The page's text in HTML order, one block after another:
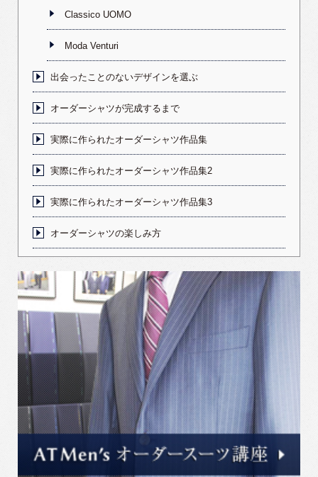
Classico UOMO
Moda Venturi
出会ったことのないデザインを選ぶ
オーダーシャツが完成するまで
実際に作られたオーダーシャツ作品集
実際に作られたオーダーシャツ作品集2
実際に作られたオーダーシャツ作品集3
オーダーシャツの楽しみ方